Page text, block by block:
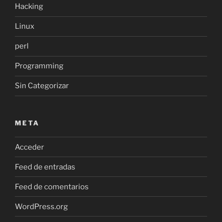
Hacking
Linux
perl
Programming
Sin Categorizar
META
Acceder
Feed de entradas
Feed de comentarios
WordPress.org